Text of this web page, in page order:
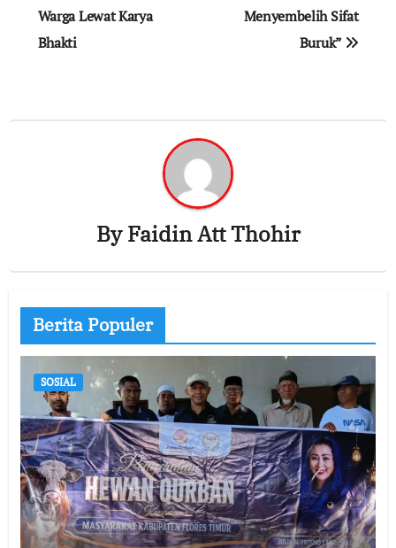
Warga Lewat Karya
Bhakti
Menyembelih Sifat
Buruk”
ByFaidin Att Thohir
Berita Populer
SOSIAL